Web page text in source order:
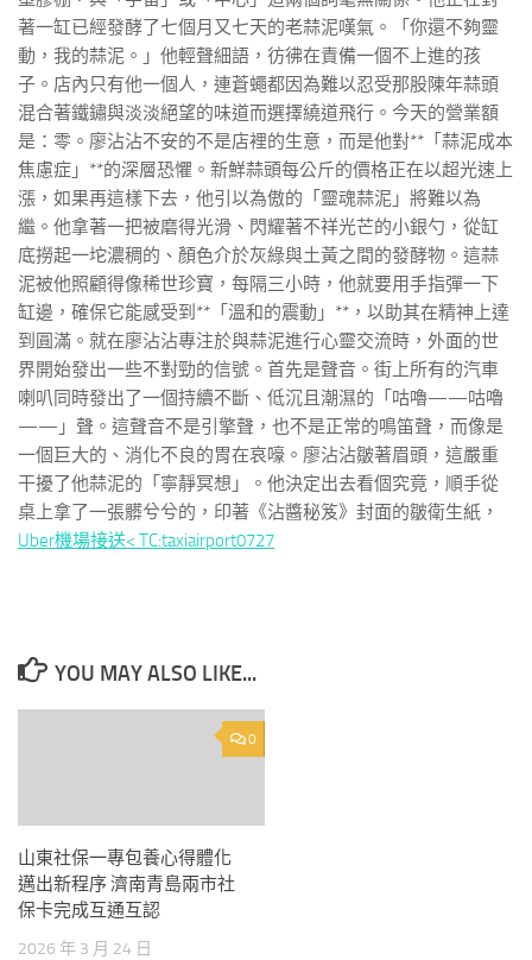
著一缸已經發酵了七個月又七天的老蒜泥嘆氣。「你還不夠靈
動，我的蒜泥。」他輕聲細語，彷彿在責備一個不上進的孩
子。店內只有他一個人，連蒼蠅都因為難以忍受那股陳年蒜頭
混合著鐵鏽與淡淡絕望的味道而選擇繞道飛行。今天的營業額
是：零。廖沾沾不安的不是店裡的生意，而是他對**「蒜泥成本
焦慮症」**的深層恐懼。新鮮蒜頭每公斤的價格正在以超光速上
漲，如果再這樣下去，他引以為傲的「靈魂蒜泥」將難以為
繼。他拿著一把被磨得光滑、閃耀著不祥光芒的小銀勺，從缸
底撈起一坨濃稠的、顏色介於灰綠與土黃之間的發酵物。這蒜
泥被他照顧得像稀世珍寶，每隔三小時，他就要用手指彈一下
缸邊，確保它能感受到**「溫和的震動」**，以助其在精神上達
到圓滿。就在廖沾沾專注於與蒜泥進行心靈交流時，外面的世
界開始發出一些不對勁的信號。首先是聲音。街上所有的汽車
喇叭同時發出了一個持續不斷、低沉且潮濕的「咕嚕——咕嚕
——」聲。這聲音不是引擎聲，也不是正常的鳴笛聲，而像是
一個巨大的、消化不良的胃在哀嚎。廖沾沾皺著眉頭，這嚴重
干擾了他蒜泥的「寧靜冥想」。他決定出去看個究竟，順手從
桌上拿了一張髒兮兮的，印著《沾醬秘笈》封面的皺衛生紙，
Uber機場接送< TC:taxiairport0727
YOU MAY ALSO LIKE...
0
山東社保一專包養心得體化
邁出新程序 濟南青島兩市社
保卡完成互通互認
2026 年 3 月 24 日